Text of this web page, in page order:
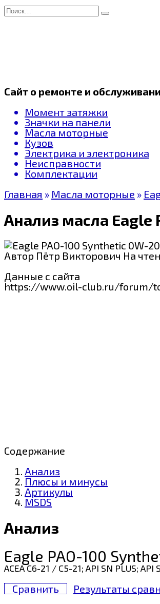
Перейти
к
Search
for:
Сайт о ремонте и
Момент затяжки
Значки на панели
Масла моторные
Кузов
Электрика и электроника
Неисправности
Комплектации
Главная » Масла моторные »
Анализ масла Eagle
Автор Пётр Викторович На
Данные с сайта
https://www.oil-club.ru/forum/
Содержание
Анализ
Плюсы и минусы
Артикулы
MSDS
Анализ
Eagle PAO-100
ACEA C6-21 / C5-21; API SN PLUS;
Сравнить Результаты